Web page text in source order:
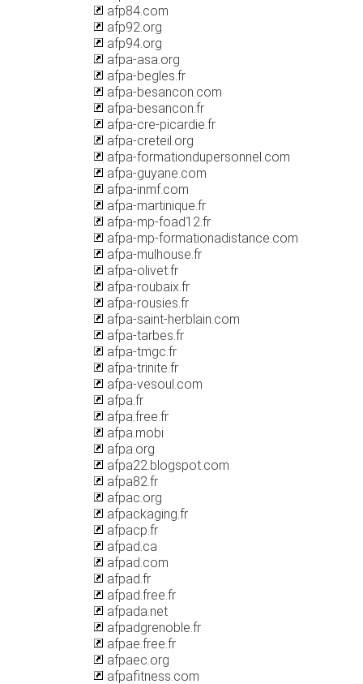
afp84.com
afp92.org
afp94.org
afpa-asa.org
afpa-begles.fr
afpa-besancon.com
afpa-besancon.fr
afpa-cre-picardie.fr
afpa-creteil.org
afpa-formationdupersonnel.com
afpa-guyane.com
afpa-inmf.com
afpa-martinique.fr
afpa-mp-foad12.fr
afpa-mp-formationadistance.com
afpa-mulhouse.fr
afpa-olivet.fr
afpa-roubaix.fr
afpa-rousies.fr
afpa-saint-herblain.com
afpa-tarbes.fr
afpa-tmgc.fr
afpa-trinite.fr
afpa-vesoul.com
afpa.fr
afpa.free.fr
afpa.mobi
afpa.org
afpa22.blogspot.com
afpa82.fr
afpac.org
afpackaging.fr
afpacp.fr
afpad.ca
afpad.com
afpad.fr
afpad.free.fr
afpada.net
afpadgrenoble.fr
afpae.free.fr
afpaec.org
afpafitness.com